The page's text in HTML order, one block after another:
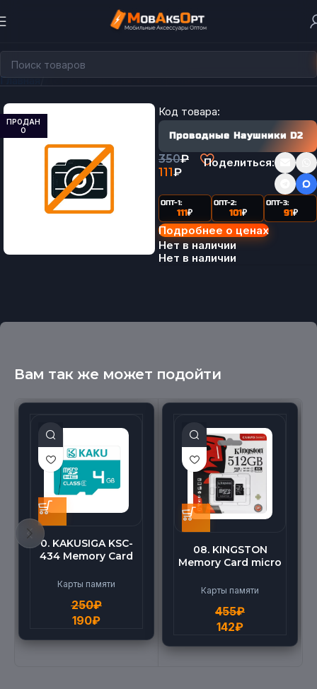
Главная Держатели для телефона
ПРОДАН
О
Код товара:
Проводные Наушники D2
350₽
111₽
Поделиться:
ОПТ-1:
111₽
ОПТ-2:
101₽
ОПТ-3:
91₽
Подробнее о ценах
Нет в наличии
Нет в наличии
Вам так же может подойти
0. KAKUSIGA KSC-
434 Memory Card
High Speed (4G)
Карты памяти
250₽
190₽
08. KINGSTON
Memory Card micro
Карты памяти
455₽
142₽